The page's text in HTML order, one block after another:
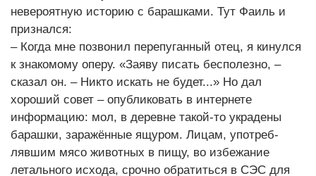
невероятную историю с барашками. Тут Фаиль и
признался:
– Когда мне позвонил перепуганный отец, я кинулся
к знакомому оперу. «Заяву писать бесполезно, –
сказал он. – Никто искать не будет...» Но дал
хороший совет – опубликовать в интернете
информацию: мол, в деревне такой-то украдены
барашки, заражённые ящуром. Лицам, употреб-
лявшим мясо животных в пищу, во избежание
летального исхода, срочно обратиться в СЭС для